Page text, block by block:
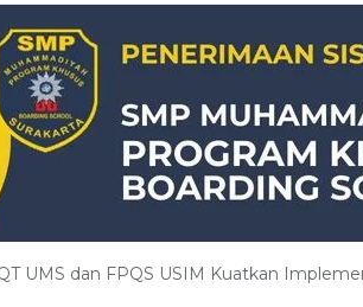
UMS dan FPQS USIM Kuatkan